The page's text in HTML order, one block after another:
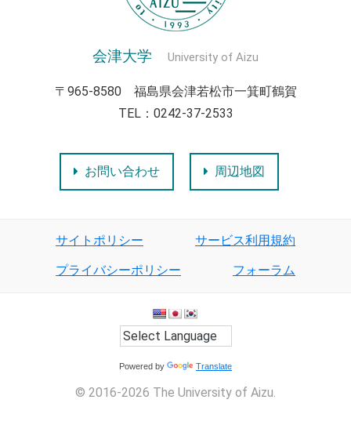
会津大学 University of Aizu
〒965-8580 福島県会津若松市一箕町鶴賀
TEL：0242-37-2533
お問い合わせ 周辺地図
サイトポリシー サービス利用規約
プライバシーポリシー フォーラム
Powered by Translate
© 2016-2026 The University of Aizu.